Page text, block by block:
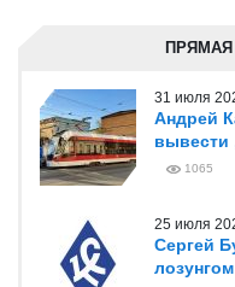
31 июля
Андрей
вывести
1065
25 июля
Сергей